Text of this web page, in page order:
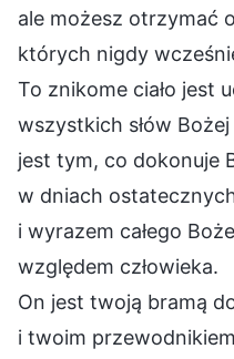
ale możesz otrzymać
których nigdy
To znikome ciało jest
wszystkich słów
jest tym, co dokonuje
w dniach
i wyrazem całego
względem człowieka.
On jest twoją bramą
i twoim